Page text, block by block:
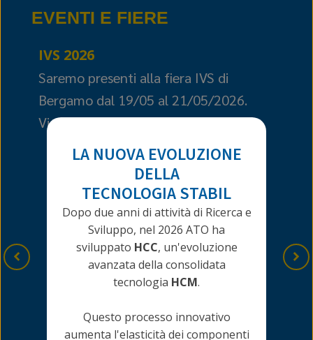
LA NUOVA EVOLUZIONE
DELLA
TECNOLOGIA STABIL
Dopo due anni di attività di Ricerca e
Sviluppo, nel 2026 ATO ha
sviluppato HCC, un'evoluzione
avanzata della consolidata
tecnologia HCM.
Questo processo innovativo
aumenta l'elasticità dei componenti
EVENTI E FIERE
IVS 2026
Saremo presenti alla fiera IVS di
Bergamo dal 19/05 al 21/05/2026.
Vi aspettiamo allo stand 49 ‑ Hall D.